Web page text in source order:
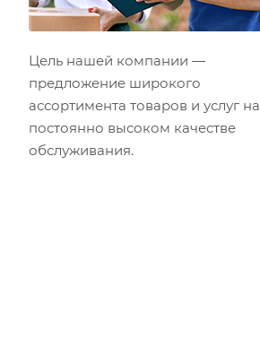
Цель нашей компании —
предложение широкого
ассортимента товаров и услуг на
постоянно высоком качестве
обслуживания.